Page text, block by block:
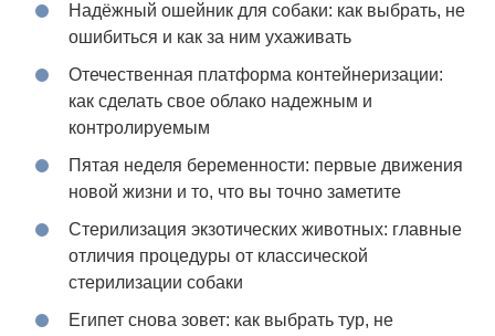
Надёжный ошейник для собаки: как выбрать, не
ошибиться и как за ним ухаживать
Отечественная платформа контейнеризации:
как сделать свое облако надежным и
контролируемым
Пятая неделя беременности: первые движения
новой жизни и то, что вы точно заметите
Стерилизация экзотических животных: главные
отличия процедуры от классической
стерилизации собаки
Египет снова зовет: как выбрать тур, не